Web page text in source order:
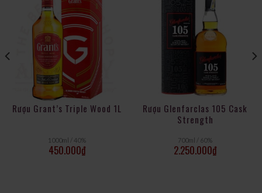
hơn đáng kể so với phiên bản trước, cùng với cam Jaffa, thuốc
tẩu, kẹo dẻo, đinh hương, tiêu đen và cá hun khói. Hậu vị từ
trung bình đến kéo dài, với rượu sherry khô, gỗ sồi, hạt tiêu,
muối và sô cô la đen.
Guia Penin đánh giá 92/100 điểm:
Màu sắc, màu vàng. Hương
thơm đặc trưng, ​​​​mạnh mẽ, khói,,. Hương vị, dư vị khói, cay, đầy
Rượu Grant’s Triple Wood 1L
1000ml / 40%
450.000₫
Rượu Glenfarclas 105 Cask
Strength
700ml / 60%
2.250.000₫